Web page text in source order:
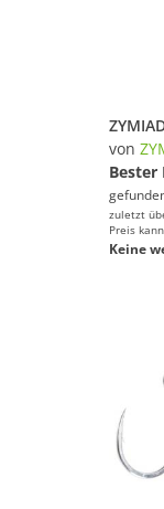
von
Bester
zuletzt
Preis
Keine